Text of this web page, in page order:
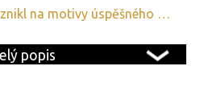
na motivy úspěšného …
popis